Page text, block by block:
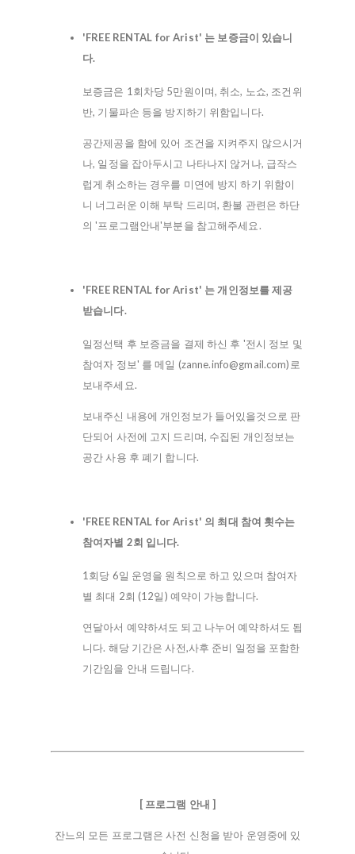
'FREE RENTAL for Arist' 는 보증금이 있습니
다.
보증금은 1회차당 5만원이며, 취소, 노쇼, 조건위
반, 기물파손 등을 방지하기 위함입니다.
공간제공을 함에 있어 조건을 지켜주지 않으시거
나, 일정을 잡아두시고 나타나지 않거나, 급작스
럽게 취소하는 경우를 미연에 방지 하기 위함이
니 너그러운 이해 부탁 드리며, 환불 관련은 하단
의 '프로그램안내'부분을 참고해주세요.
'FREE RENTAL for Arist' 는 개인정보를 제공
받습니다.
일정선택 후 보증금을 결제 하신 후 '전시 정보 및
참여자 정보' 를 메일 (zanne.info@gmail.com)로
보내주세요.
보내주신 내용에 개인정보가 들어있을것으로 판
단되어 사전에 고지 드리며, 수집된 개인정보는
공간 사용 후 폐기 합니다.
'FREE RENTAL for Arist' 의 최대 참여 횟수는
참여자별 2회 입니다.
1회당 6일 운영을 원칙으로 하고 있으며 참여자
별 최대 2회 (12일) 예약이 가능합니다.
연달아서 예약하셔도 되고 나누어 예약하셔도 됩
니다. 해당 기간은 사전,사후 준비 일정을 포함한
기간임을 안내 드립니다.
[ 프로그램 안내 ]
잔느의 모든 프로그램은 사전 신청을 받아 운영중에 있